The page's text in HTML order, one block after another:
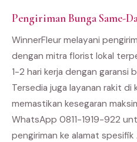
Pengiriman Bunga Same-
WinnerFleur melayani
dengan mitra florist lokal
1-2 hari kerja dengan
Tersedia juga layanan rakit
memastikan kesegaran
WhatsApp 0811-1919-922
pengiriman ke alamat spesifik